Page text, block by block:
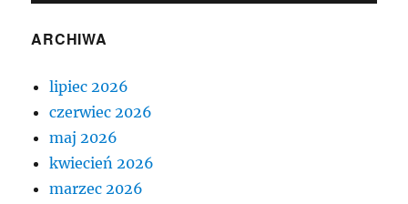
ARCHIWA
lipiec 2026
czerwiec 2026
maj 2026
kwiecień 2026
marzec 2026